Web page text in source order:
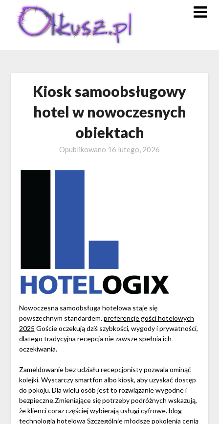
content
Kiosk samoobsługowy
hotel w nowoczesnych
obiektach
Opublikowano 16 lutego, 2026
Nowoczesna samoobsługa hotelowa staje się
powszechnym standardem.preferencje gości hotelowych
2025 Goście oczekują dziś szybkości, wygody i prywatności,
dlatego tradycyjna recepcja nie zawsze spełnia ich
oczekiwania.
Zameldowanie bez udziału recepcjonisty pozwala ominąć
kolejki. Wystarczy smartfon albo kiosk, aby uzyskać dostęp
do pokoju. Dla wielu osób jest to rozwiązanie wygodne i
bezpieczne.Zmieniające się potrzeby podróżnych wskazują,
że klienci coraz częściej wybierają usługi cyfrowe.blog
technologia hotelowa Szczególnie młodsze pokolenia cenią